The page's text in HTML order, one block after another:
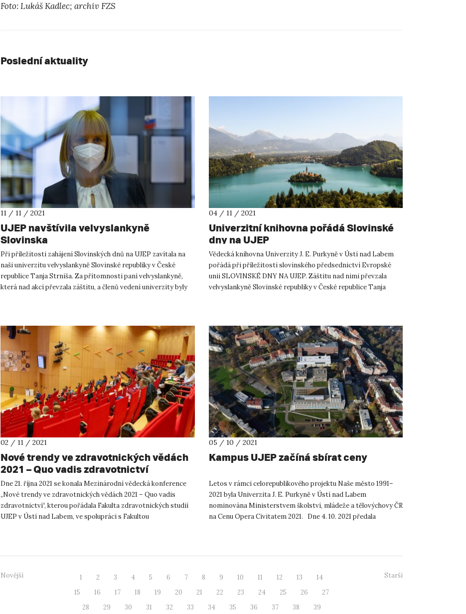
Foto: Lukáš Kadlec; archiv FZS
Poslední aktuality
11 / 11 / 2021
UJEP navštívila velvyslankyně
Slovinska
Při příležitosti zahájení Slovinských dnů na UJEP zavítala na
naši univerzitu velvyslankyně Slovinské republiky v České
republice Tanja Strniša. Za přítomnosti paní velvyslankyně,
která nad akcí převzala záštitu, a členů vedení univerzity byly
04 / 11 / 2021
Univerzitní knihovna pořádá Slovinské
dny na UJEP
Vědecká knihovna Univerzity J. E. Purkyně v Ústí nad Labem
pořádá při příležitosti slovinského předsednictví Evropské
unii SLOVINSKÉ DNY NA UJEP. Záštitu nad nimi převzala
velvyslankyně Slovinské republiky v České republice Tanja
02 / 11 / 2021
Nové trendy ve zdravotnických vědách
2021 – Quo vadis zdravotnictví
Dne 21. října 2021 se konala Mezinárodní vědecká konference
„Nové trendy ve zdravotnických vědách 2021 – Quo vadis
zdravotnictví“, kterou pořádala Fakulta zdravotnických studií
UJEP v Ústí nad Labem, ve spolupráci s Fakultou
05 / 10 / 2021
Kampus UJEP začíná sbírat ceny
Letos v rámci celorepublikového projektu Naše město 1991–
2021 byla Univerzita J. E. Purkyně v Ústí nad Labem
nominována Ministerstvem školství, mládeže a tělovýchovy ČR
na Cenu Opera Civitatem 2021. Dne 4. 10. 2021 předala
Novější 1 2 3 4 5 6 7 8 9 10 11 12 13
14
15
16 17 18 19 20 21 22 23 24 25 26
27
28
29 30 31 32 33 34 35 36 37 38 39
Starší